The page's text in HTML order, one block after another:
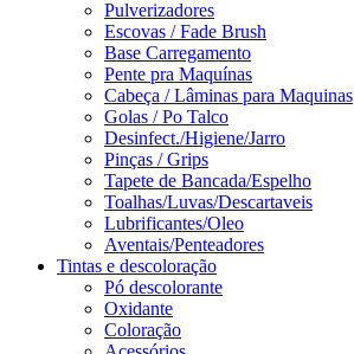
Pulverizadores
Escovas / Fade Brush
Base Carregamento
Pente pra Maquínas
Cabeça / Lâminas para Maquinas
Golas / Po Talco
Desinfect./Higiene/Jarro
Pinças / Grips
Tapete de Bancada/Espelho
Toalhas/Luvas/Descartaveis
Lubrificantes/Oleo
Aventais/Penteadores
Tintas e descoloração
Pó descolorante
Oxidante
Coloração